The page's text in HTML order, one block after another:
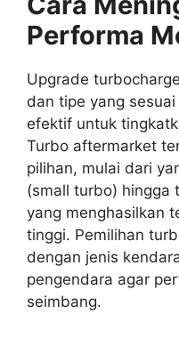
Performa
Upgrade
dan tipe yang
efektif untuk
Turbo aftermarket
pilihan, mulai dari
(small turbo) hingga
yang menghasilkan
tinggi. Pemilihan
dengan jenis
pengendara agar
seimbang.